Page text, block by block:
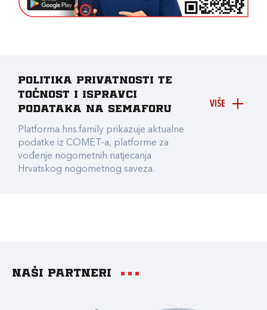
VIŠE
Politika privatnosti te
točnost i ispravci
podataka na Semaforu
Platforma hns.family prikazuje aktualne
podatke iz COMET-a, platforme za
vođenje nogometnih natjecanja
Hrvatskog nogometnog saveza.
Naši partneri